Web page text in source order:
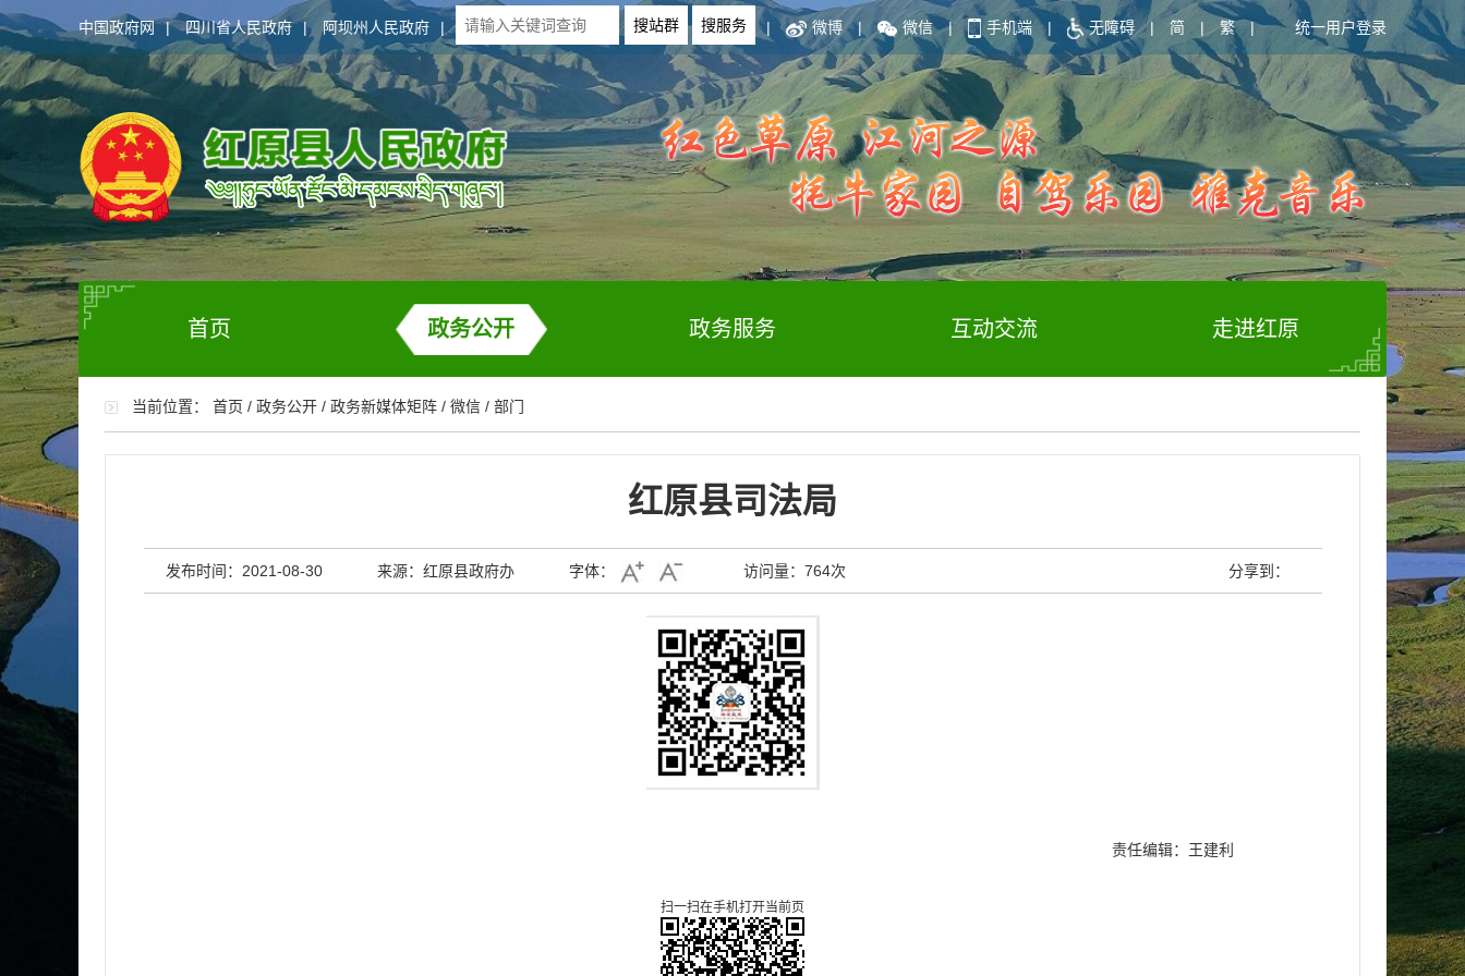
中国政府网 | 四川省人民政府 | 阿坝州人民政府 | | 微博 | 微信 | 手机端 | 无障碍 | 简 | 繁 | 统一用户登录
首页 政务公开 政务服务 互动交流 走进红原
当前位置： 首页 / 政务公开 / 政务新媒体矩阵 / 微信 / 部门
红原县司法局
发布时间：2021-08-30 来源：红原县政府办 字体： 访问量： 764次 分享到：
责任编辑：王建利
扫一扫在手机打开当前页